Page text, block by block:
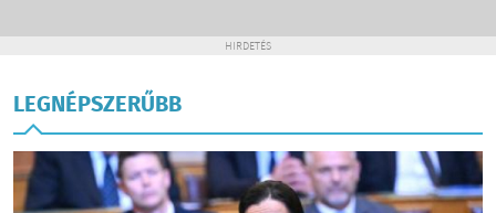
HIRDETÉS
LEGNÉPSZERŰBB